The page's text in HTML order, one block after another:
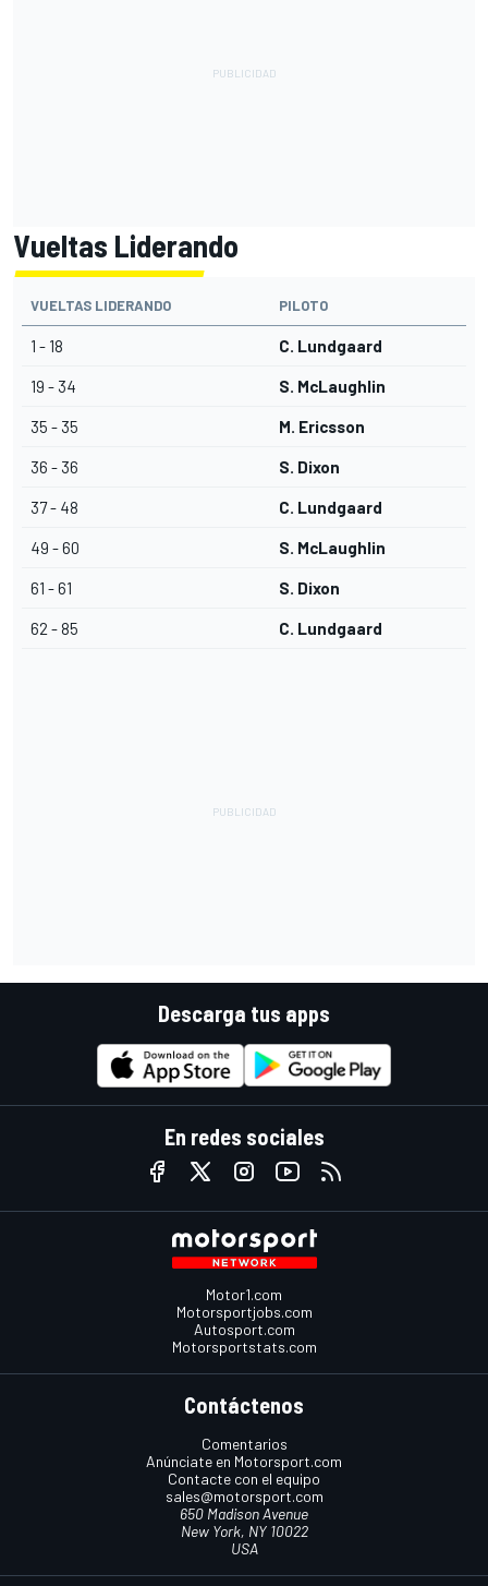
Vueltas Liderando
VUELTAS LIDERANDO PILOTO
1 - 18 C. Lundgaard
19 - 34 S. McLaughlin
35 - 35 M. Ericsson
36 - 36 S. Dixon
37 - 48 C. Lundgaard
49 - 60 S. McLaughlin
61 - 61 S. Dixon
62 - 85 C. Lundgaard
Descarga tus apps
En redes sociales
Motor1.com
Motorsportjobs.com
Autosport.com
Motorsportstats.com
Contáctenos
Comentarios
Anúnciate en Motorsport.com
Contacte con el equipo
sales@motorsport.com
650 Madison Avenue
New York, NY 10022
USA